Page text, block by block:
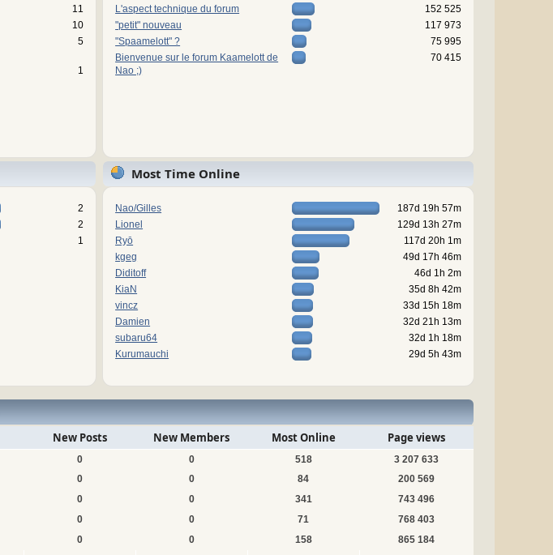
11
10
5
1
L'aspect technique du forum
152 525
"petit" nouveau
117 973
"Spaamelott" ?
75 995
Bienvenue sur le forum Kaamelott de
Nao ;)
70 415
2
2
1
Most Time Online
Nao/Gilles
187d 19h 57m
Lionel
129d 13h 27m
Ryō
117d 20h 1m
kgeg
49d 17h 46m
Diditoff
46d 1h 2m
KiaN
35d 8h 42m
vincz
33d 15h 18m
Damien
32d 21h 13m
subaru64
32d 1h 18m
Kurumauchi
29d 5h 43m
New Posts New Members Most Online Page views
0 0 518
3 207 633
0 0 84
200 569
0 0 341
743 496
0 0 71
768 403
0 0 158
865 184